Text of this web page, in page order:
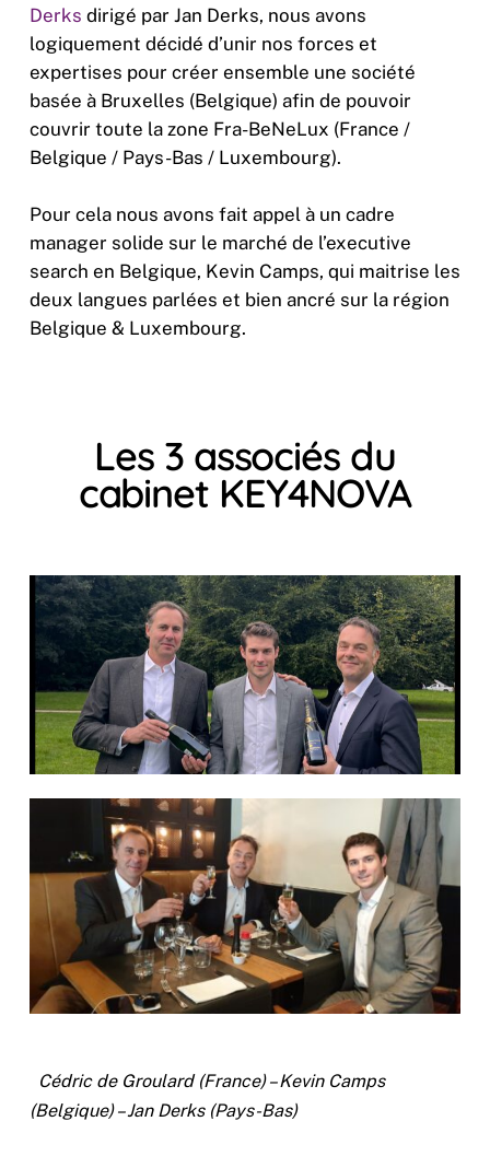
Derks dirigé par Jan Derks, nous avons
logiquement décidé d’unir nos forces et
expertises pour créer ensemble une société
basée à Bruxelles (Belgique) afin de pouvoir
couvrir toute la zone Fra-BeNeLux (France /
Belgique / Pays-Bas / Luxembourg).
Pour cela nous avons fait appel à un cadre
manager solide sur le marché de l’executive
search en Belgique, Kevin Camps, qui maitrise les
deux langues parlées et bien ancré sur la région
Belgique & Luxembourg.
Les 3 associés du
cabinet KEY4NOVA
Cédric de Groulard (France) – Kevin Camps
(Belgique) – Jan Derks (Pays-Bas)